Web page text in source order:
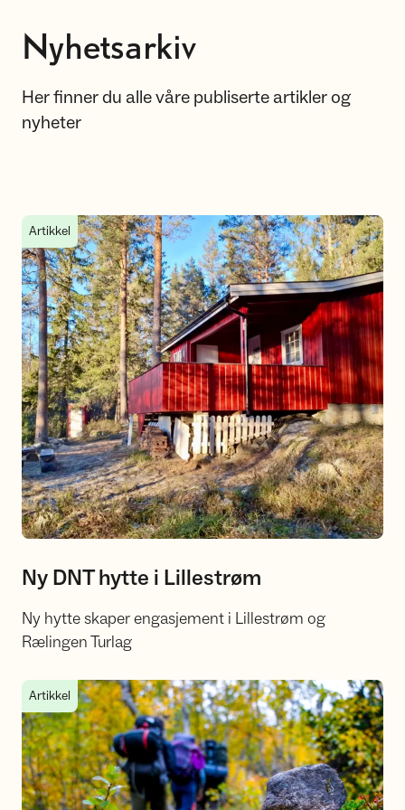
Nyhetsarkiv
Her finner du alle våre publiserte artikler og
nyheter
Ny DNT hytte i Lillestrøm
Artikkel
Ny DNT hytte i Lillestrøm
Ny hytte skaper engasjement i Lillestrøm og
Rælingen Turlag
Saksliste årsmøte 2025
Artikkel